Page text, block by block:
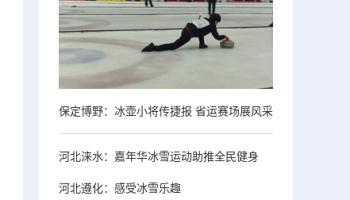
保定博野：冰壶小将传捷报 省运赛场展风采
河北涞水：嘉年华冰雪运动助推全民健身
河北遵化：感受冰雪乐趣